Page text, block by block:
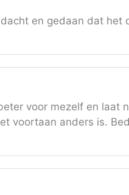
en gedaan dat
voor mezelf en laat
voortaan anders is.